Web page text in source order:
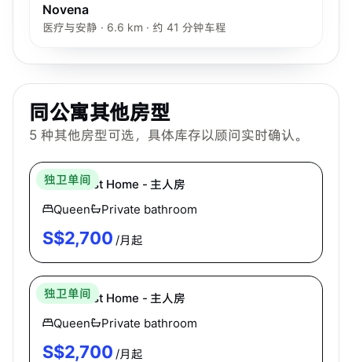
Novena
医疗与安静 · 6.6 km · 约 41 分钟车程
同公寓其他房型
5 种其他房型可选，具体库存以顾问实时确认。
独卫单间
Hei Homes
East Coast Home - 主人房
Queen
Private bathroom
S$2,700 /月起
独卫单间
East Coast Home - 主人房
Queen
Private bathroom
S$2,700 /月起